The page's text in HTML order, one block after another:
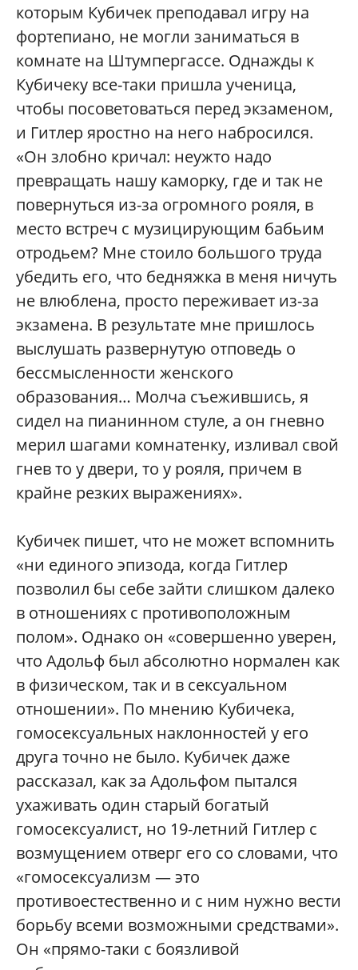
которым Кубичек преподавал игру на
фортепиано, не могли заниматься в
комнате на Штумпергассе. Однажды к
Кубичеку все-таки пришла ученица,
чтобы посоветоваться перед экзаменом,
и Гитлер яростно на него набросился.
«Он злобно кричал: неужто надо
превращать нашу каморку, где и так не
повернуться из-за огромного рояля, в
место встреч с музицирующим бабьим
отродьем? Мне стоило большого труда
убедить его, что бедняжка в меня ничуть
не влюблена, просто переживает из-за
экзамена. В результате мне пришлось
выслушать развернутую отповедь о
бессмысленности женского
образования… Молча съежившись, я
сидел на пианинном стуле, а он гневно
мерил шагами комнатенку, изливал свой
гнев то у двери, то у рояля, причем в
крайне резких выражениях».
Кубичек пишет, что не может вспомнить
«ни единого эпизода, когда Гитлер
позволил бы себе зайти слишком далеко
в отношениях с противоположным
полом». Однако он «совершенно уверен,
что Адольф был абсолютно нормален как
в физическом, так и в сексуальном
отношении». По мнению Кубичека,
гомосексуальных наклонностей у его
друга точно не было. Кубичек даже
рассказал, как за Адольфом пытался
ухаживать один старый богатый
гомосексуалист, но 19-летний Гитлер с
возмущением отверг его со словами, что
«гомосексуализм — это
противоестественно и с ним нужно вести
борьбу всеми возможными средствами».
Он «прямо-таки с боязливой